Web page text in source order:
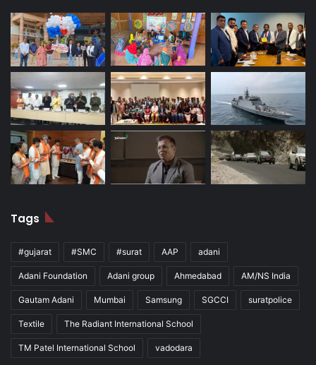
Tags
#gujarat #SMC #surat AAP adani
Adani Foundation Adani group Ahmedabad AM/NS India
Gautam Adani Mumbai Samsung SGCCI suratpolice
Textile The Radiant International School
TM Patel International School vadodara